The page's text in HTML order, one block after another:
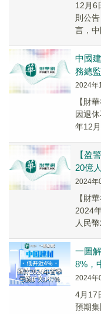
12月6
則公
言，
中國
務總監
2024年
【財
因退
年12
【盈
20億
2024年
【財
2024
人民
一圖
8%，
2024年
4月17
預期